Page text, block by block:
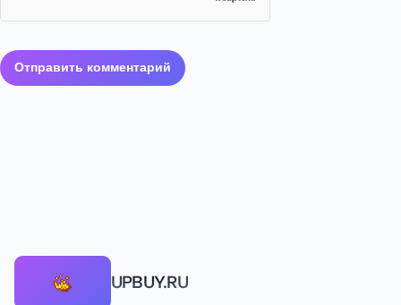
UPBUY.RU